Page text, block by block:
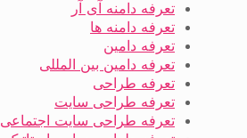
تعرفه دامنه آی آر
تعرفه دامنه ها
تعرفه دامین
تعرفه دامین بین المللی
تعرفه طراحی
تعرفه طراحی سایت
تعرفه طراحی سایت اجتماعی